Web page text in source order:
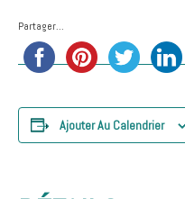
Partager...
Ajouter Au Calendrier